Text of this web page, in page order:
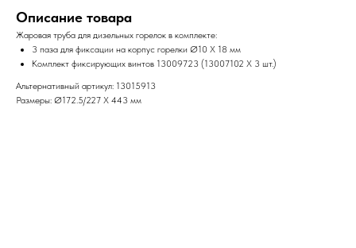
Описание товара
Жаровая труба для дизельных горелок в комплекте:
3 паза для фиксации на корпус горелки Ø10 X 18 мм
Комплект фиксирующих винтов 13009723 (13007102 X 3 шт.)
Альтернативный артикул: 13015913
Размеры: Ø172.5/227 X 443 мм